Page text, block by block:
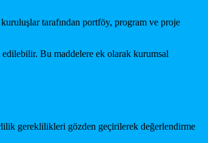
tarafından portföy, program ve proje
Bu maddelere ek olarak kurumsal
gereklilikleri gözden geçirilerek değerlendirme